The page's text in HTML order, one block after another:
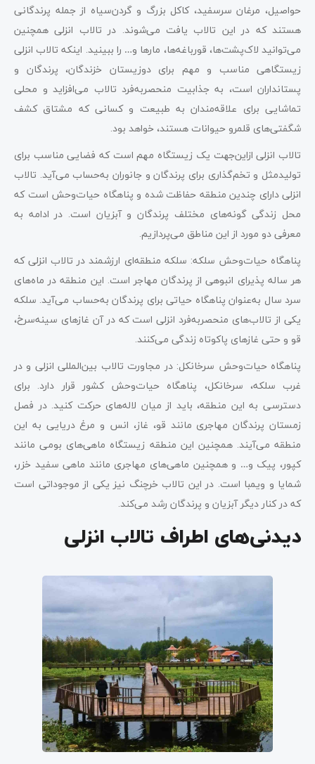
حواصیل، مرغان سرسفید، کاکل بزرگ و گردن‌سیاه از جمله پرندگانی
هستند که در این تالاب یافت می‌شوند. در تالاب انزلی همچنین
می‌توانید لاک‌پشت‌ها، قورباغه‌ها، مارها و… را ببینید. اینکه تالاب انزلی
زیستگاهی مناسب و مهم برای دوزیستان خزندگان، پرندگان و
پستانداران است، به جذابیت منحصربه‌فرد تالاب می‌افزاید و محلی
تماشایی برای علاقه‌مندان به طبیعت و کسانی که مشتاق کشف
شگفتی‌های قلمرو حیوانات هستند، خواهد بود.
تالاب انزلی ازاین‌جهت یک زیستگاه مهم است که فضایی مناسب برای
تولیدمثل و تخم‌گذاری برای پرندگان و جانوران به‌حساب می‌آید. تالاب
انزلی دارای چندین منطقه حفاظت شده و پناهگاه حیات‌وحش است که
محل زندگی گونه‌های مختلف پرندگان و آبزیان است. در ادامه به
معرفی دو مورد از این مناطق می‌پردازیم.
پناهگاه حیات‌وحش سلکه: سلکه منطقه‌ای ارزشمند در تالاب انزلی که
هر ساله پذیرای انبوهی از پرندگان مهاجر است. این منطقه در ماه‌های
سرد سال به‌عنوان پناهگاه حیاتی برای پرندگان به‌حساب می‌آید. سلکه
یکی از تالاب‌های منحصربه‌فرد انزلی است که در آن غازهای سینه‌سرخ،
قو و حتی غازهای پاکوتاه زندگی می‌کنند.
پناهگاه حیات‌وحش سرخانکل: در مجاورت تالاب بین‌المللی انزلی و در
غرب سلکه، سرخانکل، پناهگاه حیات‌وحش کشور قرار دارد. برای
دسترسی به این منطقه، باید از میان لاله‌های حرکت کنید. در فصل
زمستان پرندگان مهاجری مانند قو، غاز، انس و مرغ دریایی به این
منطقه می‌آیند. همچنین این منطقه زیستگاه ماهی‌های بومی مانند
کپور، پیک و… و همچنین ماهی‌های مهاجری مانند ماهی سفید خزر،
شمایا و ویمبا است. در این تالاب خرچنگ نیز یکی از موجوداتی است
که در کنار دیگر آبزیان و پرندگان رشد می‌کند.
دیدنی‌های اطراف تالاب انزلی